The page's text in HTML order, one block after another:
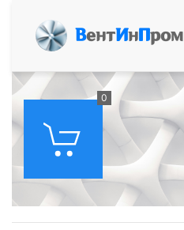
ВентИнПром
0